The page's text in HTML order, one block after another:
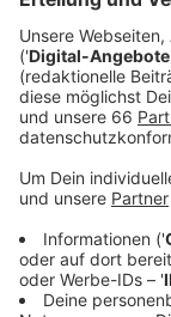
Anzeige
Ein Highlight
einem
man jetzt
durch die
Fahrt geht es
ehemaligen